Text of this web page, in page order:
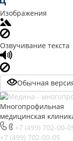
Изображения
Озвучивание текста
Обычная
Многопрофильная
медицинская
+7 (499) 702-00-
+7 (499) 702-00-05